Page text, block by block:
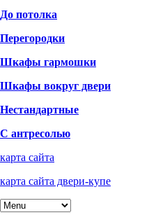
До потолка
Перегородки
Шкафы гармошки
Шкафы вокруг двери
Нестандартные
С антресолью
карта сайта
карта сайта двери-купе